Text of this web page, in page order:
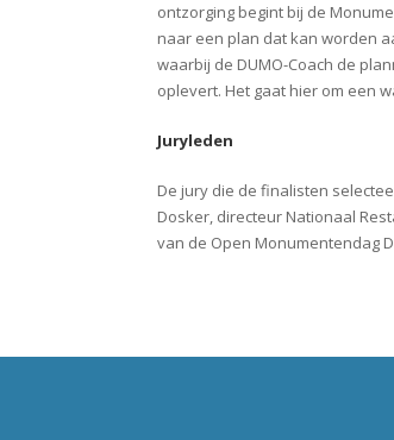
ontzorging begint bij de
naar een plan dat kan worden
waarbij de DUMO-Coach de
oplevert. Het gaat hier om een
Juryleden
De jury die de finalisten
Dosker, directeur Nationaal
van de Open Monumentendag